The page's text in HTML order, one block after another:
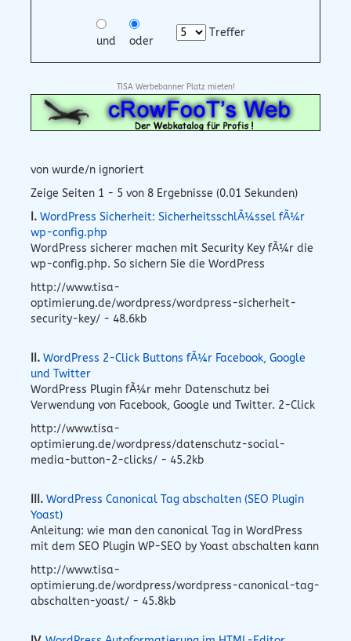
und oder
Treffer
TISA Werbebanner Platz mieten!
von wurde/n ignoriert
Zeige Seiten 1 - 5 von 8 Ergebnisse (0.01 Sekunden)
I. WordPress Sicherheit: SicherheitsschlÃ¼ssel fÃ¼r
wp-config.php
WordPress sicherer machen mit Security Key fÃ¼r die
wp-config.php. So sichern Sie die WordPress
http://www.tisa-
optimierung.de/wordpress/wordpress-sicherheit-
security-key/ - 48.6kb
II. WordPress 2-Click Buttons fÃ¼r Facebook, Google
und Twitter
WordPress Plugin fÃ¼r mehr Datenschutz bei
Verwendung von Facebook, Google und Twitter. 2-Click
http://www.tisa-
optimierung.de/wordpress/datenschutz-social-
media-button-2-clicks/ - 45.2kb
III. WordPress Canonical Tag abschalten (SEO Plugin
Yoast)
Anleitung: wie man den canonical Tag in WordPress
mit dem SEO Plugin WP-SEO by Yoast abschalten kann
http://www.tisa-
optimierung.de/wordpress/wordpress-canonical-tag-
abschalten-yoast/ - 45.8kb